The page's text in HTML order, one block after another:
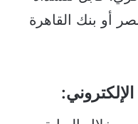
أو بنك القاهرة